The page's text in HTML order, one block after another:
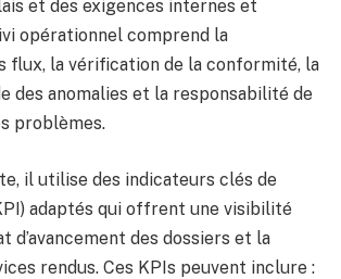
et des exigences internes et
opérationnel comprend la
flux, la vérification de la conformité, la
des anomalies et la responsabilité de
problèmes.
il utilise des indicateurs clés de
adaptés qui offrent une visibilité
d’avancement des dossiers et la
rendus. Ces KPIs peuvent inclure :